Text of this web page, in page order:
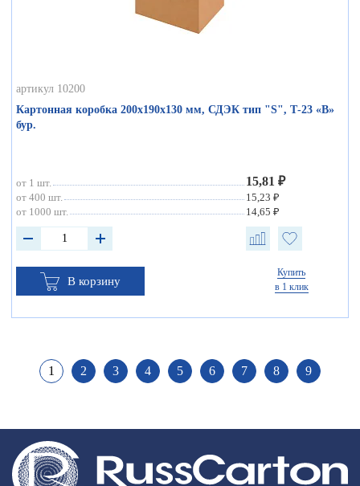
артикул 10200
Картонная коробка 200х190х130 мм, СДЭК тип "S", Т-23 «В»
бур.
от 1 шт. 15,81 ₽
от 400 шт.
15,23 ₽
от 1000 шт.
14,65 ₽
В корзину
Купить
в 1 клик
1 2 3 4 5 6 7 8 9